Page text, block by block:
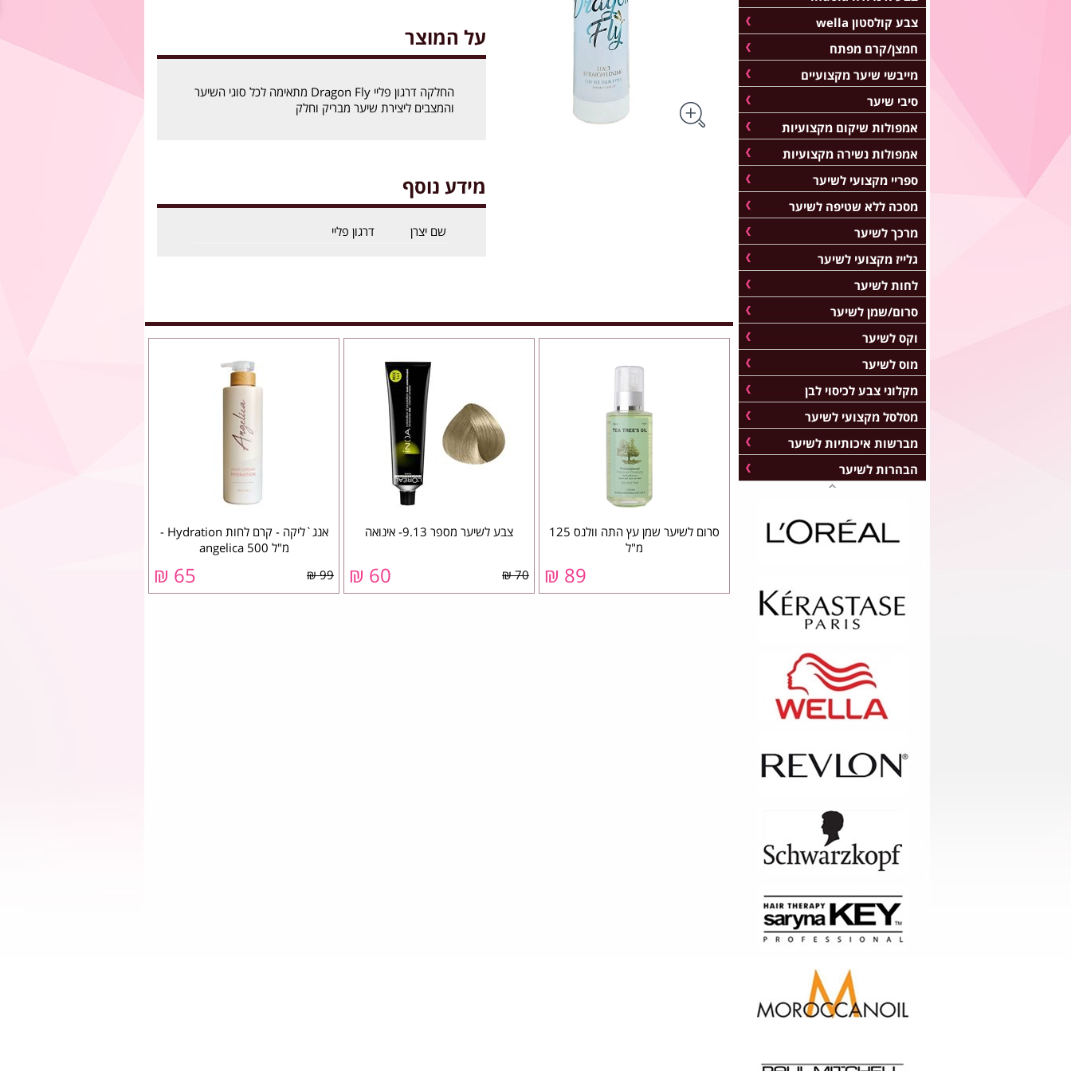
על המוצר
החלקה דרגון פליי Dragon Fly מתאימה לכל סוגי השיער
והמצבים ליצירת שיער מבריק וחלק
מידע נוסף
שם יצרן דרגון פליי
סרום לשיער שמן עץ התה וולנס 125
מ"ל
89 ₪
צבע לשיער מספר 9.13- אינואה
70 ₪
60 ₪
אנג`ליקה - קרם לחות Hydration -
מ"ל 500 ‏angelica
99 ₪
65 ₪
צבע קולסטון wella
חמצן/קרם מפתח
מייבשי שיער מקצועיים
סיבי שיער
אמפולות שיקום מקצועיות
אמפולות נשירה מקצועיות
ספריי מקצועי לשיער
מסכה ללא שטיפה לשיער
מרכך לשיער
גלייז מקצועי לשיער
לחות לשיער
סרום/שמן לשיער
וקס לשיער
מוס לשיער
מקלוני צבע לכיסוי לבן
מסלסל מקצועי לשיער
מברשות איכותיות לשיער
הבהרות לשיער